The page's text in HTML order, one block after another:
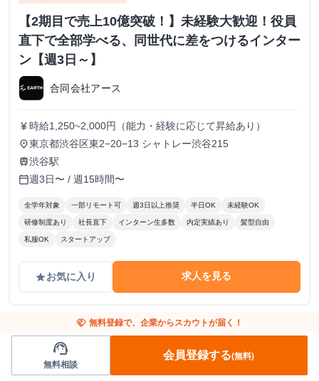
【2期目で売上10億突破！】未経験大歓迎！役員
直下で全部学べる、同世代に差をつけるインター
ン【週3日～】
合同会社アース
currency_yen 時給1,250~2,000円（能力・経験に応じて昇給あり）
place東京都渋谷区東2−20−13 シャトレー渋谷215
train渋谷駅
calendar_today週3日〜 / 週15時間〜
全学年対象 一部リモート可 週3日以上推奨 半日OK 未経験OK
研修制度あり 社長直下 インターン生多数 内定実績あり 髪型自由
私服OK スタートアップ
gradeお気に入り 求人を見る
handshake 無料登録で、企業からスカウトが届く！
support_agent
無料相談
会員登録する(無料)